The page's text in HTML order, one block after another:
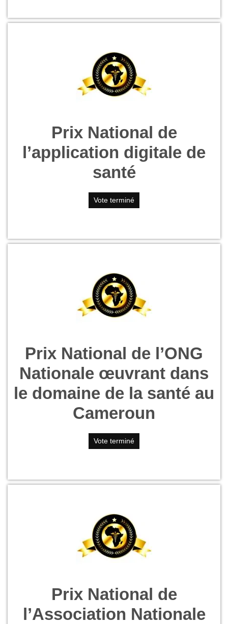
Prix National de
l’application digitale de
santé
Vote terminé
Prix National de l’ONG
Nationale œuvrant dans
le domaine de la santé au
Cameroun
Vote terminé
Prix National de
l’Association Nationale